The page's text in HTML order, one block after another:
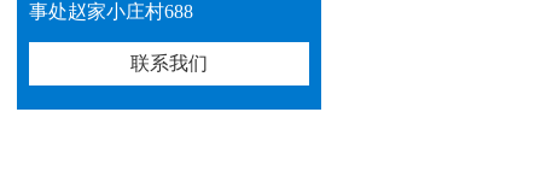
事处赵家小庄村688
联系我们